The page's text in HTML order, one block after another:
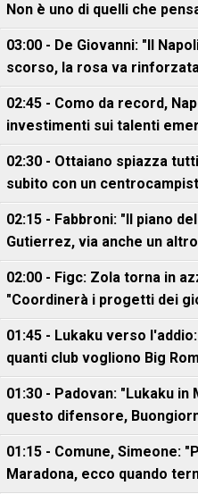
Non è uno di quelli che
03:00 - De Giovanni: "Il
scorso, la rosa va
02:45 - Como da record,
investimenti sui talenti
02:30 - Ottaiano spiazza
subito con un
02:15 - Fabbroni: "Il piano
Gutierrez, via anche un
02:00 - Figc: Zola torna in
"Coordinerà i progetti dei
01:45 - Lukaku verso
quanti club vogliono Big Rom
01:30 - Padovan: "Lukaku in
questo difensore,
01:15 - Comune, Simeone:
Maradona, ecco quando